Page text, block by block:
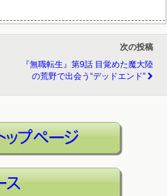
次の投稿
『無職転生』第9話 目覚めた魔大陸
の荒野で出会う“デッドエンド”